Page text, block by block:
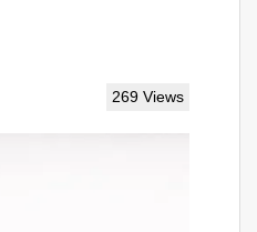
269 Views